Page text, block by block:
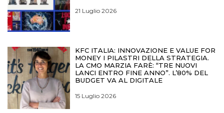
21 Luglio 2026
KFC ITALIA: INNOVAZIONE E VALUE FOR
MONEY I PILASTRI DELLA STRATEGIA.
LA CMO MARZIA FARÈ: “TRE NUOVI
LANCI ENTRO FINE ANNO”. L’80% DEL
BUDGET VA AL DIGITALE
15 Luglio 2026